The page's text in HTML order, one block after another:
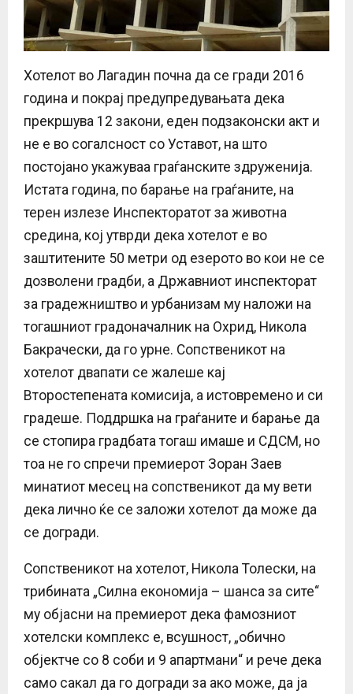
Хотелот во Лагадин почна да се гради 2016
година и покрај предупредувањата дека
прекршува 12 закони, еден подзаконски акт и
не е во согалсност со Уставот, на што
постојано укажуваа граѓанските здруженија.
Истата година, по барање на граѓаните, на
терен излезе Инспекторатот за животна
средина, кој утврди дека хотелот е во
заштитените 50 метри од езерото во кои не се
дозволени градби, а Државниот инспекторат
за градежништво и урбанизам му наложи на
тогашниот градоначалник на Охрид, Никола
Бакрачески, да го урне. Сопственикот на
хотелот двапати се жалеше кај
Второстепената комисија, а истовремено и си
градеше. Поддршка на граѓаните и барање да
се стопира градбата тогаш имаше и СДСМ, но
тоа не го спречи премиерот Зоран Заев
минатиот месец на сопственикот да му вети
дека лично ќе се заложи хотелот да може да
се догради.
Сопственикот на хотелот, Никола Толески, на
трибината „Силна економија – шанса за сите“
му објасни на премиерот дека фамозниот
хотелски комплекс е, всушност, „обично
објектче со 8 соби и 9 апартмани“ и рече дека
само сакал да го догради за ако може, да ја